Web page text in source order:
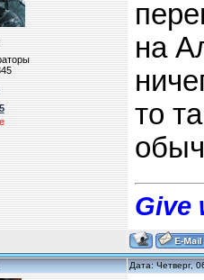
на
то
Give
Дата: Четверг,